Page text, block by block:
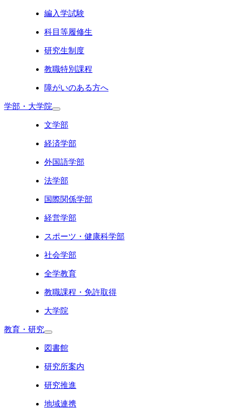
編入学試験
科目等履修生
研究生制度
教職特別課程
障がいのある方へ
学部・大学院
文学部
経済学部
外国語学部
法学部
国際関係学部
経営学部
スポーツ・健康科学部
社会学部
全学教育
教職課程・免許取得
大学院
教育・研究
図書館
研究所案内
研究推進
地域連携